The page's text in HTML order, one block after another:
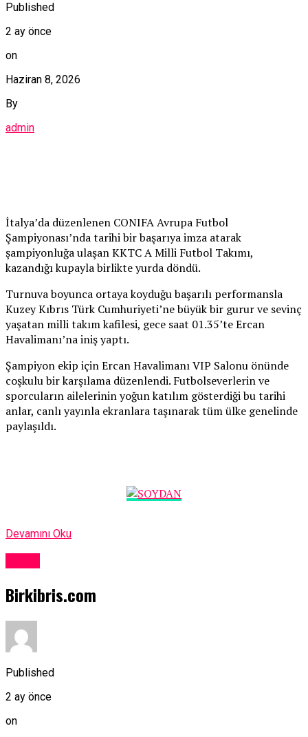
Published
2 ay önce
on
Haziran 8, 2026
By
admin
İtalya’da düzenlenen CONIFA Avrupa Futbol
Şampiyonası’nda tarihi bir başarıya imza atarak
şampiyonluğa ulaşan KKTC A Milli Futbol Takımı,
kazandığı kupayla birlikte yurda döndü.
Turnuva boyunca ortaya koyduğu başarılı performansla
Kuzey Kıbrıs Türk Cumhuriyeti’ne büyük bir gurur ve sevinç
yaşatan milli takım kafilesi, gece saat 01.35’te Ercan
Havalimanı’na iniş yaptı.
Şampiyon ekip için Ercan Havalimanı VIP Salonu önünde
coşkulu bir karşılama düzenlendi. Futbolseverlerin ve
sporcuların ailelerinin yoğun katılım gösterdiği bu tarihi
anlar, canlı yayınla ekranlara taşınarak tüm ülke genelinde
paylaşıldı.
Devamını Oku
Birkibris.com
Published
2 ay önce
on